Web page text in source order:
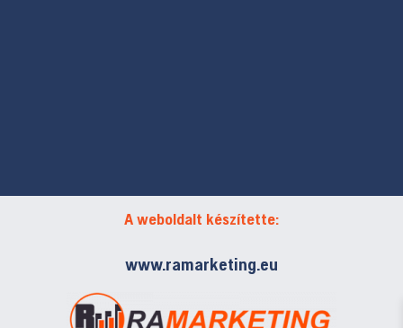
A weboldalt készítette:
www.ramarketing.eu